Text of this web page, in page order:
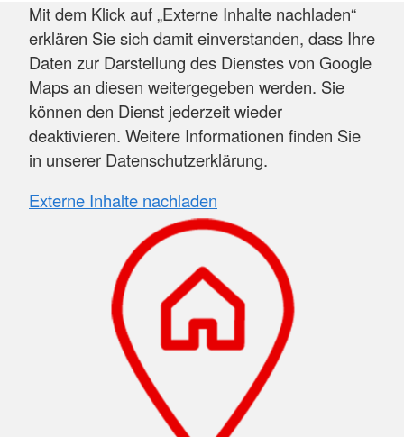
Mit dem Klick auf „Externe Inhalte nachladen“
erklären Sie sich damit einverstanden, dass Ihre
Daten zur Darstellung des Dienstes von Google
Maps an diesen weitergegeben werden. Sie
können den Dienst jederzeit wieder
deaktivieren. Weitere Informationen finden Sie
in unserer Datenschutzerklärung.
Externe Inhalte nachladen